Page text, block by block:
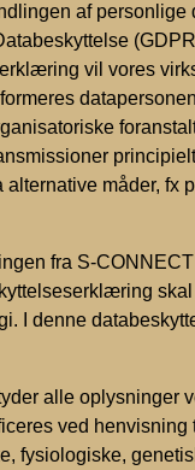
af
vil vores
måder, fx
fra S-
I denne
alle oplysninger
ved
fysiologiske,